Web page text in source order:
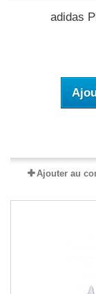
adidas
Ajouter au